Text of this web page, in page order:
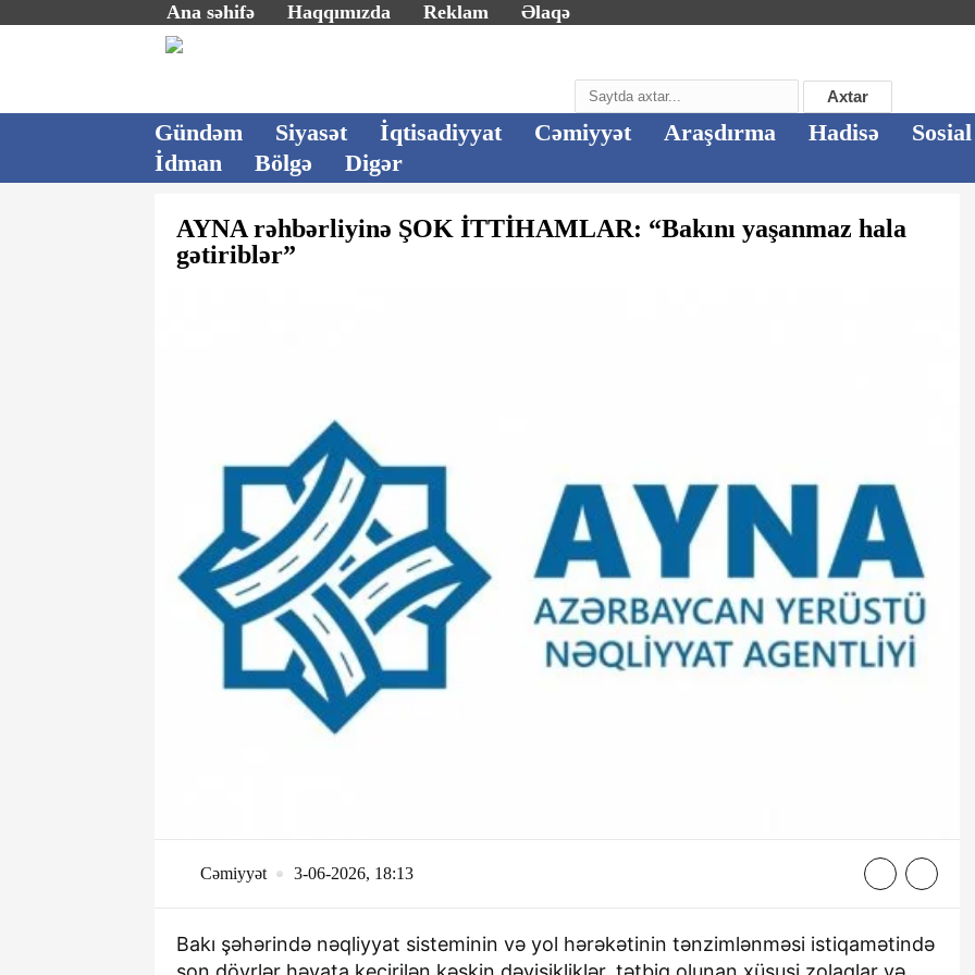
Ana səhifə Haqqımızda Reklam Əlaqə
Axtar
Gündəm Siyasət İqtisadiyyat Cəmiyyət Araşdırma Hadisə Sosial
İdman
Bölgə Digər
AYNA rəhbərliyinə ŞOK İTTİHAMLAR: “Bakını yaşanmaz hala
gətiriblər”
Cəmiyyət 3-06-2026, 18:13
Bakı şəhərində nəqliyyat sisteminin və yol hərəkətinin tənzimlənməsi istiqamətində